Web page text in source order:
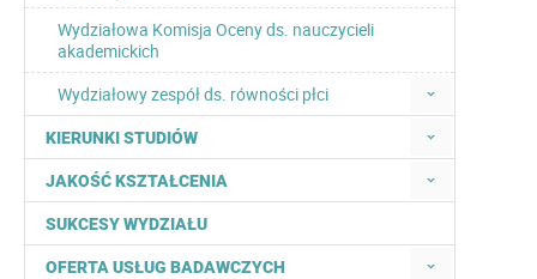
Wydziałowa Komisja Oceny ds. nauczycieli
akademickich
Wydziałowy zespół ds. równości płci
KIERUNKI STUDIÓW
JAKOŚĆ KSZTAŁCENIA
SUKCESY WYDZIAŁU
OFERTA USŁUG BADAWCZYCH